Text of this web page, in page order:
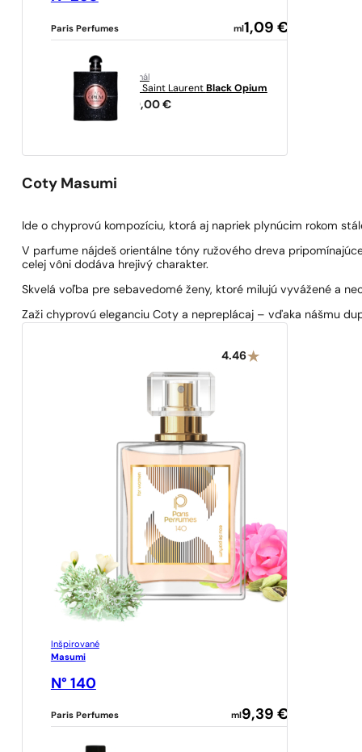
Paris Perfumes ml 1,09 €
originál
Yves Saint Laurent Black Opium
289,00 €
Coty Masumi
Ide o chyprovú kompozíciu, ktorá aj napriek plynúcim rokom
V parfume nájdeš orientálne tóny ružového dreva
celej vôni dodáva hrejivý charakter.
Skvelá voľba pre sebavedomé ženy, ktoré milujú vyvážené a
Zaži chyprovú eleganciu Coty a nepreplácaj – vďaka nášmu
4.46
Inšpirované
Masumi
N° 140
Paris Perfumes ml 9,39 €